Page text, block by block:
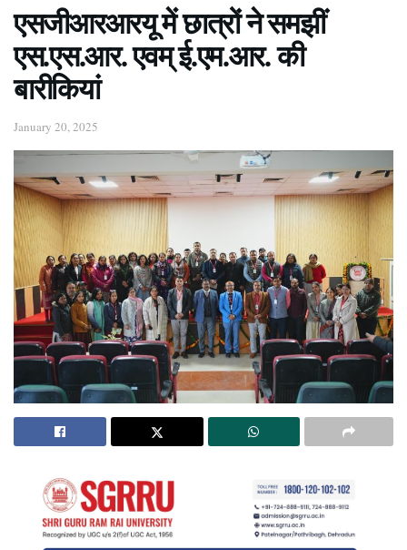
एसजीआरआरयू में छात्रों ने समझीं
एस.एस.आर. एवम् ई.एम.आर. की
बारीकियां
January 20, 2025